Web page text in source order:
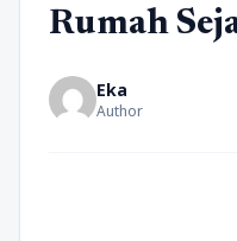
Rumah
Eka
Author